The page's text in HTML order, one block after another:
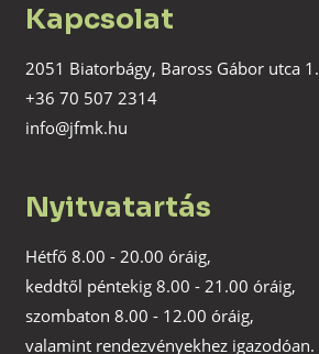
Kapcsolat
2051 Biatorbágy, Baross Gábor utca 1.
+36 70 507 2314
info@jfmk.hu
Nyitvatartás
Hétfő 8.00 - 20.00 óráig,
keddtől péntekig 8.00 - 21.00 óráig,
szombaton 8.00 - 12.00 óráig,
valamint rendezvényekhez igazodóan.